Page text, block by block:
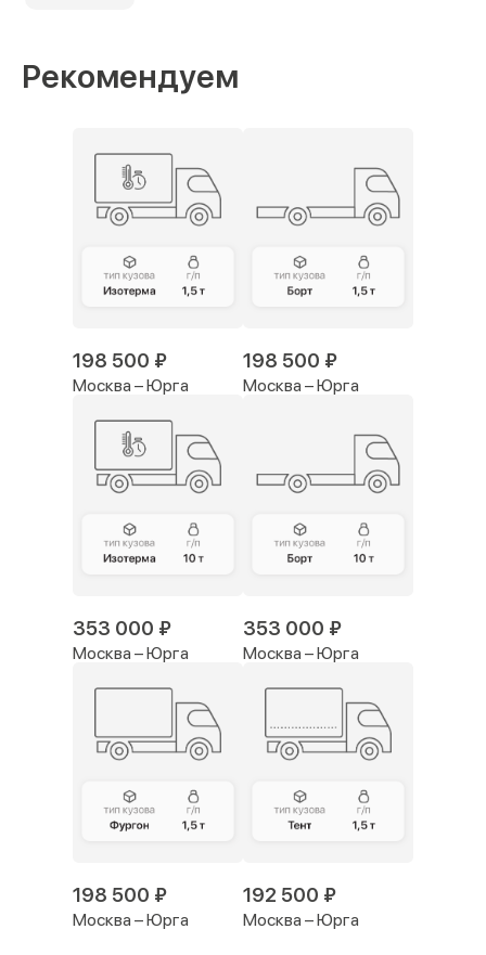
Рекомендуем
198 500 ₽
Москва – Юрга
198 500 ₽
Москва – Юрга
353 000 ₽
Москва – Юрга
353 000 ₽
Москва – Юрга
198 500 ₽
Москва – Юрга
192 500 ₽
Москва – Юрга